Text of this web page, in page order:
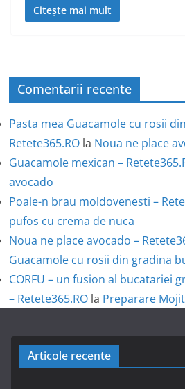
Citește mai mult
Comentarii recente
Pasta mea Guacamole cu rosii
Retete365.RO la Noua ne place
Guacamole mexican –
avocado
Poale-n brau moldovenesti –
pufos cu crema de nuca
Noua ne place avocado –
Guacamole cu rosii din gradina
CORFU – un fusion al bucatariei
– Retete365.RO la Preparare
Articole recente